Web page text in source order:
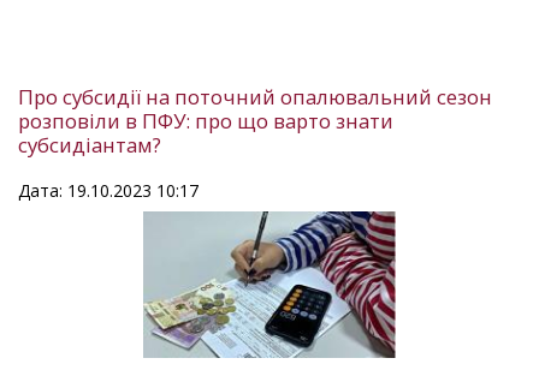
Про субсидії на поточний опалювальний сезон
розповіли в ПФУ: про що варто знати
субсидіантам?
Дата: 19.10.2023 10:17